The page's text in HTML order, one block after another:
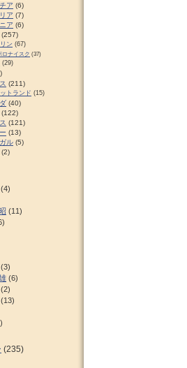
ア (6)
ア (7)
ア (6)
(257)
ン (67)
ロナイスク (37)
(29)
(211)
トランド (15)
(40)
(122)
(121)
(13)
ル (5)
(2)
(4)
(11)
(3)
(6)
(2)
(13)
(235)